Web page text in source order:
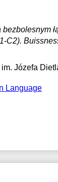
im. Józefa
Language